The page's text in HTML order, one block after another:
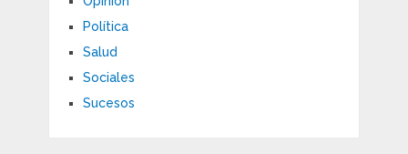
Política
Salud
Sociales
Sucesos